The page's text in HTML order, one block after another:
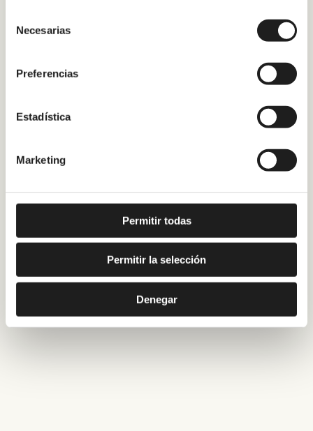
Necesarias
Preferencias
Estadística
Marketing
Permitir todas
Permitir la selección
Denegar